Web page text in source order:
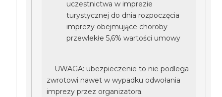
uczestnictwa w imprezie
turystycznej do dnia rozpoczęcia
imprezy obejmujące choroby
przewlekłe 5,6% wartości umowy
UWAGA: ubezpieczenie to nie podlega
zwrotowi nawet w wypadku odwołania
imprezy przez organizatora.